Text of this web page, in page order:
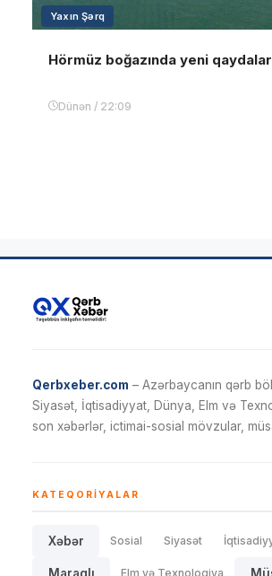
Yaxın Şərq
Hörmüz boğazında yeni qaydalar
Dünən / 22:09
Qerbxeber.com – Azərbaycanın qərb
Siyasət, İqtisadiyyat, Dünya, Elm və
son xəbərlər, ictimai-sosial mövzular,
KATEQORIYALAR
Xəbər Sosial Siyasət
Maraqlı Elm və Texnologiya